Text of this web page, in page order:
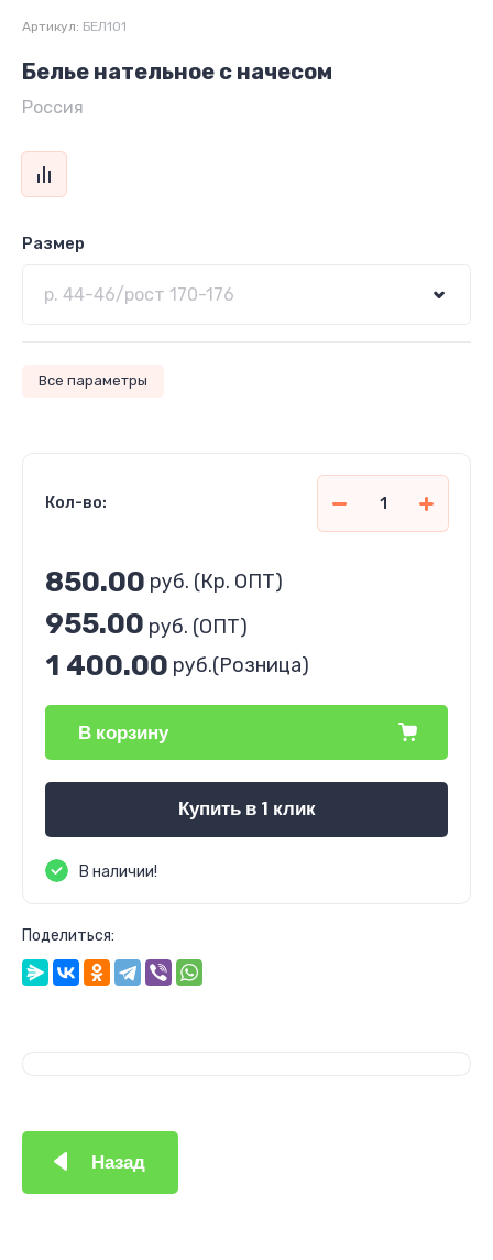
Артикул: БЕЛ101
Белье нательное с начесом
Россия
Размер
Все параметры
Кол-во:
850.00 руб. (Кр. ОПТ)
955.00 руб. (ОПТ)
1 400.00 руб.(Розница)
В корзину
Купить в 1 клик
В наличии!
Поделиться:
Назад